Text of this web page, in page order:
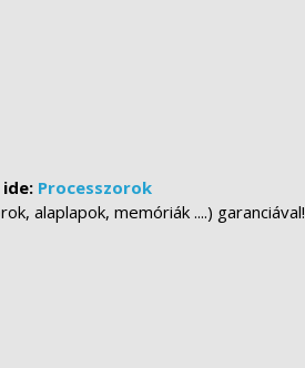
Processzorok
alaplapok, memóriák ....) garanciával!